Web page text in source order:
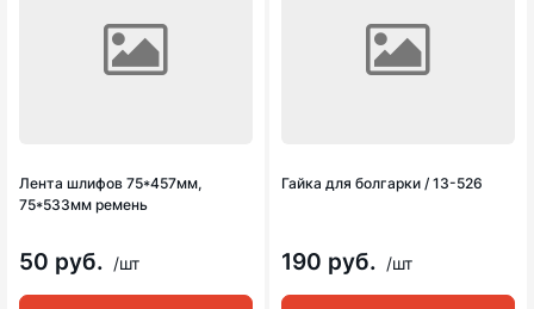
Лента шлифов 75*457мм,
75*533мм ремень
50 руб. /шт
Гайка для болгарки / 13-526
190 руб. /шт